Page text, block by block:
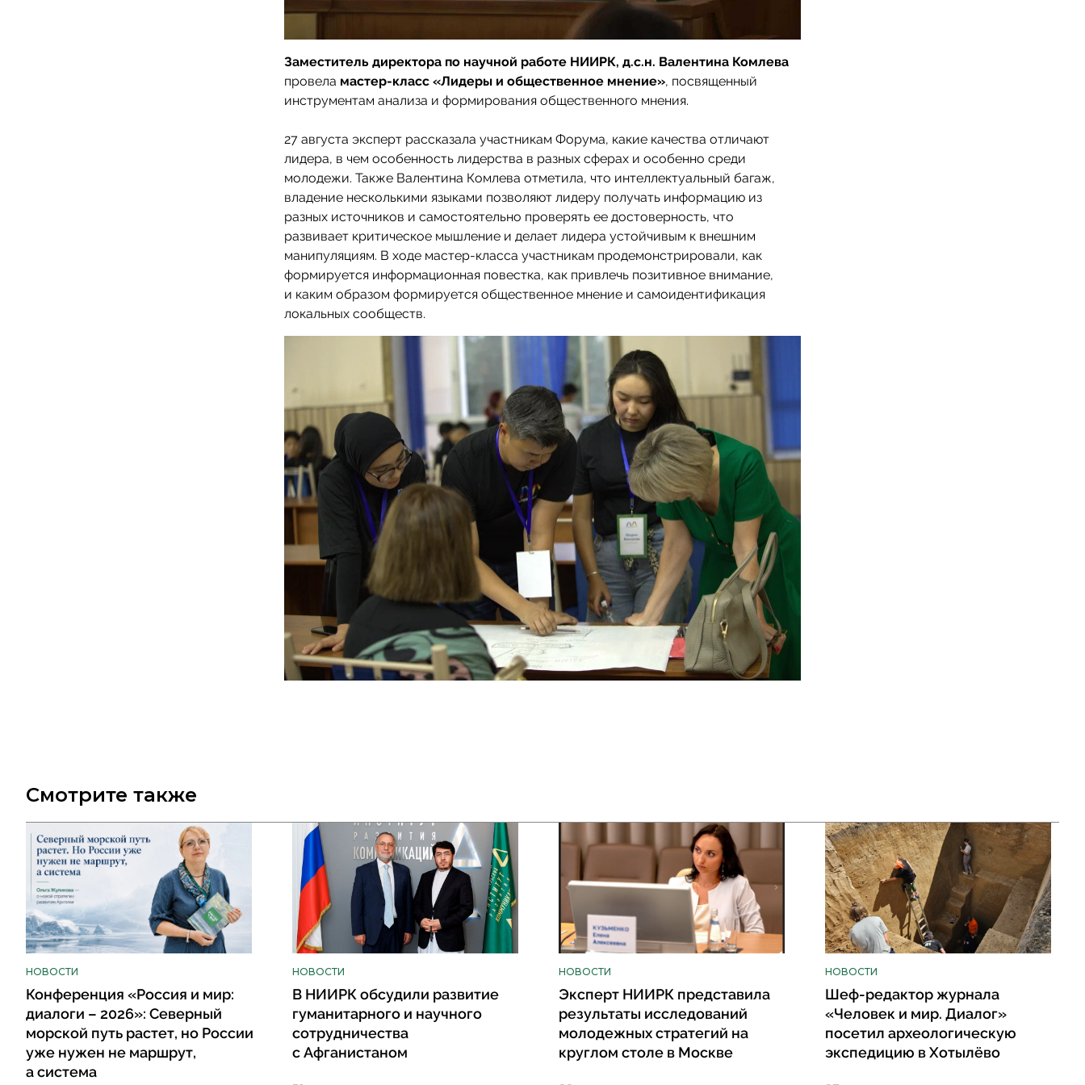
Заместитель директора по научной работе НИИРК, д.с.н. Валентина Комлева
провела мастер-класс «Лидеры и общественное мнение», посвященный
инструментам анализа и формирования общественного мнения.
27 августа эксперт рассказала участникам Форума, какие качества отличают
лидера, в чем особенность лидерства в разных сферах и особенно среди
молодежи. Также Валентина Комлева отметила, что интеллектуальный багаж,
владение несколькими языками позволяют лидеру получать информацию из
разных источников и самостоятельно проверять ее достоверность, что
развивает критическое мышление и делает лидера устойчивым к внешним
манипуляциям. В ходе мастер-класса участникам продемонстрировали, как
формируется информационная повестка, как привлечь позитивное внимание,
и каким образом формируется общественное мнение и самоидентификация
локальных сообществ.
Смотрите также
НОВОСТИ
Конференция «Россия и мир:
диалоги – 2026»: Северный
морской путь растет, но России
уже нужен не маршрут,
а система
НОВОСТИ
В НИИРК обсудили развитие
гуманитарного и научного
сотрудничества
с Афганистаном
НОВОСТИ
Эксперт НИИРК представила
результаты исследований
молодежных стратегий на
круглом столе в Москве
НОВОСТИ
Шеф-редактор журнала
«Человек и мир. Диалог»
посетил археологическую
экспедицию в Хотылёво